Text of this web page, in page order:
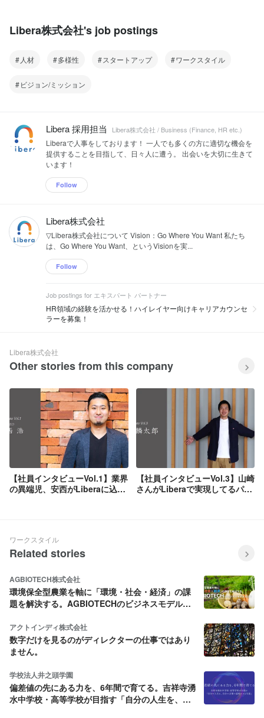
Libera株式会社's job postings
人材 多様性 スタートアップ ワークスタイル
ビジョン/ミッション
Libera 採用担当 Libera株式会社 / Business (Finance, HR etc.)
Liberaで人事をしております！ 一人でも多くの方に適切な機会を
提供することを目指して、日々人に遭う。 出会いを大切に生きて
います！
Follow
Libera株式会社
▽Libera株式会社について Vision：Go Where You Want 私たち
は、Go Where You Want、というVisionを実...
Follow
Job postings for エキスパート パートナー
HR領域の経験を活かせる！ハイレイヤー向けキャリアカウンセ
ラーを募集！
Libera株式会社
Other stories from this company
【社員インタビューVol.1】業界
の異端児、安西がLiberaに込め
【社員インタビューVol.3】山崎
さんがLiberaで実現してるパラ
ワークスタイル
Related stories
AGBIOTECH株式会社
環境保全型農業を軸に「環境・社会・経済」の課
題を解決する。AGBIOTECHのビジネスモデルと
アクトインディ株式会社
数字だけを見るのがディレクターの仕事ではあり
ません。
学校法人井之頭学園
偏差値の先にある力を、6年間で育てる。吉祥寺湧
水中学校・高等学校が目指す「自分の人生を、自